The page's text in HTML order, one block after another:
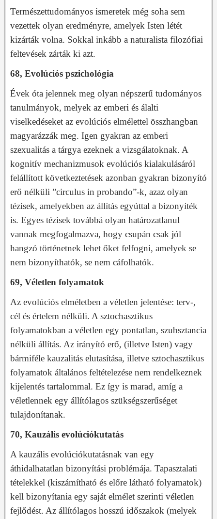
Természettudományos ismeretek még soha sem
vezettek olyan eredményre, amelyek Isten létét
kizárták volna. Sokkal inkább a naturalista filozófiai
feltevések zárták ki azt.
68, Evolúciós pszichológia
Évek óta jelennek meg olyan népszerű tudományos
tanulmányok, melyek az emberi és álalti
viselkedéseket az evolúciós elmélettel összhangban
magyarázzák meg. Igen gyakran az emberi
szexualitás a tárgya ezeknek a vizsgálatoknak. A
kognitív mechanizmusok evolúciós kialakulásáról
felállított következtetések azonban gyakran bizonyító
erő nélküli ”circulus in probando”-k, azaz olyan
tézisek, amelyekben az állítás egyúttal a bizonyíték
is. Egyes tézisek továbbá olyan határozatlanul
vannak megfogalmazva, hogy csupán csak jól
hangzó történetnek lehet őket felfogni, amelyek se
nem bizonyíthatók, se nem cáfolhatók.
69, Véletlen folyamatok
Az evolúciós elméletben a véletlen jelentése: terv-,
cél és értelem nélküli. A sztochasztikus
folyamatokban a véletlen egy pontatlan, szubsztancia
nélküli állítás. Az irányító erő, (illetve Isten) vagy
bármiféle kauzalitás elutasítása, illetve sztochasztikus
folyamatok általános feltételezése nem rendelkeznek
kijelentés tartalommal. Ez így is marad, amíg a
véletlennek egy állítólagos szükségszerűséget
tulajdonítanak.
70, Kauzális evolúciókutatás
A kauzális evolúciókutatásnak van egy
áthidalhatatlan bizonyítási problémája. Tapasztalati
tételekkel (kiszámítható és előre látható folyamatok)
kell bizonyítania egy saját elmélet szerinti véletlen
fejlődést. Az állítólagos hosszú időszakok (melyek